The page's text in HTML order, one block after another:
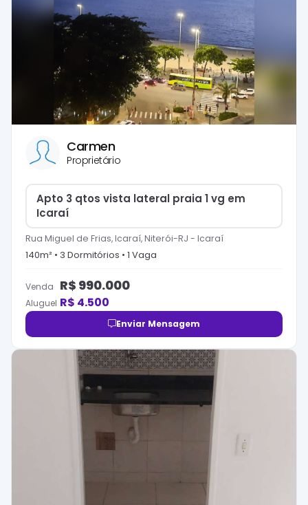
Carmen
Proprietário
Apto 3 qtos vista lateral praia 1 vg em
Icaraí
Rua Miguel de Frias, Icaraí, Niterói-RJ - Icaraí
140m² • 3 Dormitórios • 1 Vaga
Venda R$ 990.000
Aluguel R$ 4.500
Enviar Mensagem